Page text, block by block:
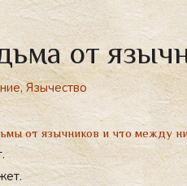
от
,Язычество
от язычников и что между